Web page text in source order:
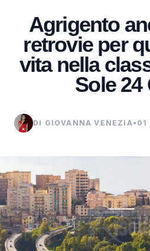
Agrigento
retrovie per
vita nella
Sole 24
DI GIOVANNA VENEZIA• 01